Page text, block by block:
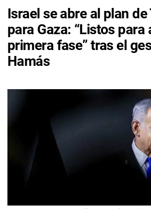
Israel se abre al plan
para Gaza: “Listos para
primera fase” tras el
Hamás